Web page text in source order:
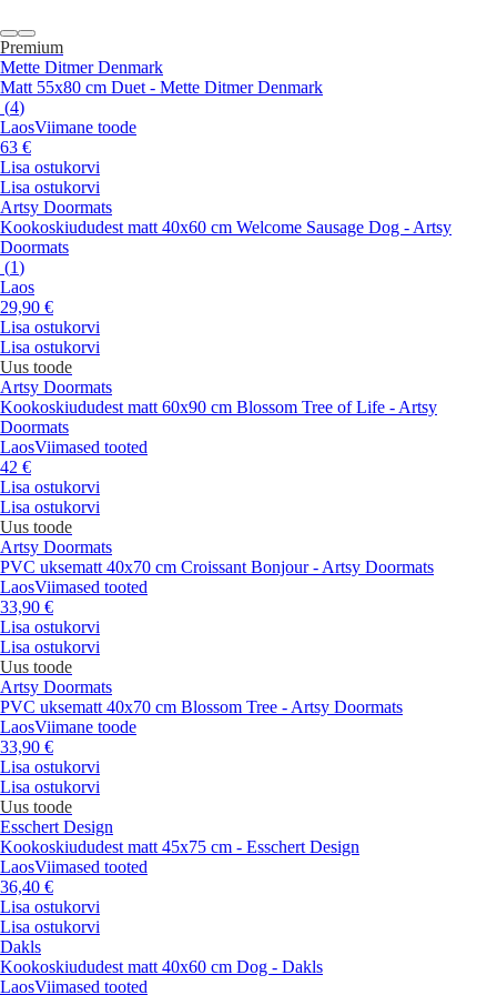
Premium
Mette Ditmer Denmark
Matt 55x80 cm Duet - Mette Ditmer Denmark
(4)
LaosViimane toode
63 €
Lisa ostukorvi
Lisa ostukorvi
Artsy Doormats
Kookoskiududest matt 40x60 cm Welcome Sausage Dog - Artsy
Doormats
(1)
Laos
29,90 €
Lisa ostukorvi
Lisa ostukorvi
Uus toode
Artsy Doormats
Kookoskiududest matt 60x90 cm Blossom Tree of Life - Artsy
Doormats
LaosViimased tooted
42 €
Lisa ostukorvi
Lisa ostukorvi
Uus toode
Artsy Doormats
PVC uksematt 40x70 cm Croissant Bonjour - Artsy Doormats
LaosViimased tooted
33,90 €
Lisa ostukorvi
Lisa ostukorvi
Uus toode
Artsy Doormats
PVC uksematt 40x70 cm Blossom Tree - Artsy Doormats
LaosViimane toode
33,90 €
Lisa ostukorvi
Lisa ostukorvi
Uus toode
Esschert Design
Kookoskiududest matt 45x75 cm - Esschert Design
LaosViimased tooted
36,40 €
Lisa ostukorvi
Lisa ostukorvi
Dakls
Kookoskiududest matt 40x60 cm Dog - Dakls
LaosViimased tooted